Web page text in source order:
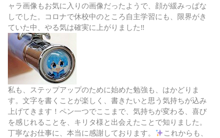
ャラ画像もお気に入りの画像だったようで、顔が緩みっぱな
しでした。コロナで休校中のところ自主学習にも、限界がき
ていた中、やる気は確実に上がりました‼︎
私も、ステップアップのために始めた勉強も、はかどりま
す。文字を書くことが楽しく、書きたいと思う気持ちが込み
上げてきます！ペン一つでここまで、気持ちが変わる、喜び
を感じれることを、キリタ様と出会えたことで知りました。
丁寧なお仕事に、本当に感謝しております。
これからも、